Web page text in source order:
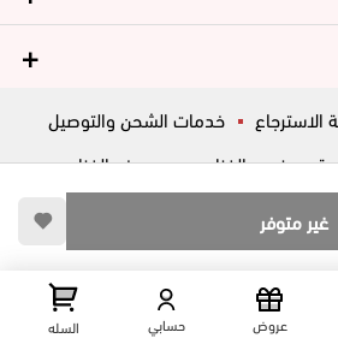
غير متوفر
الاسترجاع
خدمات الشحن والتوصيل
فروع الغزاوي
عروض الغزاوي
مصر عرض علي الخريطه عروض حسابي السله